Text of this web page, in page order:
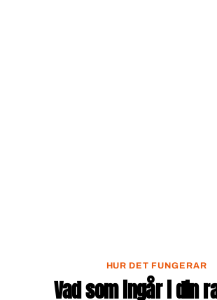
HUR DET FUNGERAR
Vad som ingår i din